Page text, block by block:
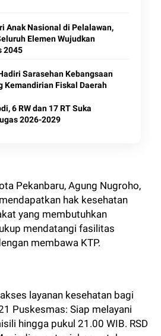
Anak Nasional di Pelalawan,
Elemen Wujudkan
2045
Sarasehan Kebangsaan
Kemandirian Fiskal Daerah
6 RW dan 17 RT Suka
2026-2029
Pekanbaru, Agung Nugroho,
hak kesehatan
yang membutuhkan
mendatangi fasilitas
membawa KTP.
layanan kesehatan bagi
Puskesmas: Siap melayani
hingga pukul 21.00 WIB. RSD